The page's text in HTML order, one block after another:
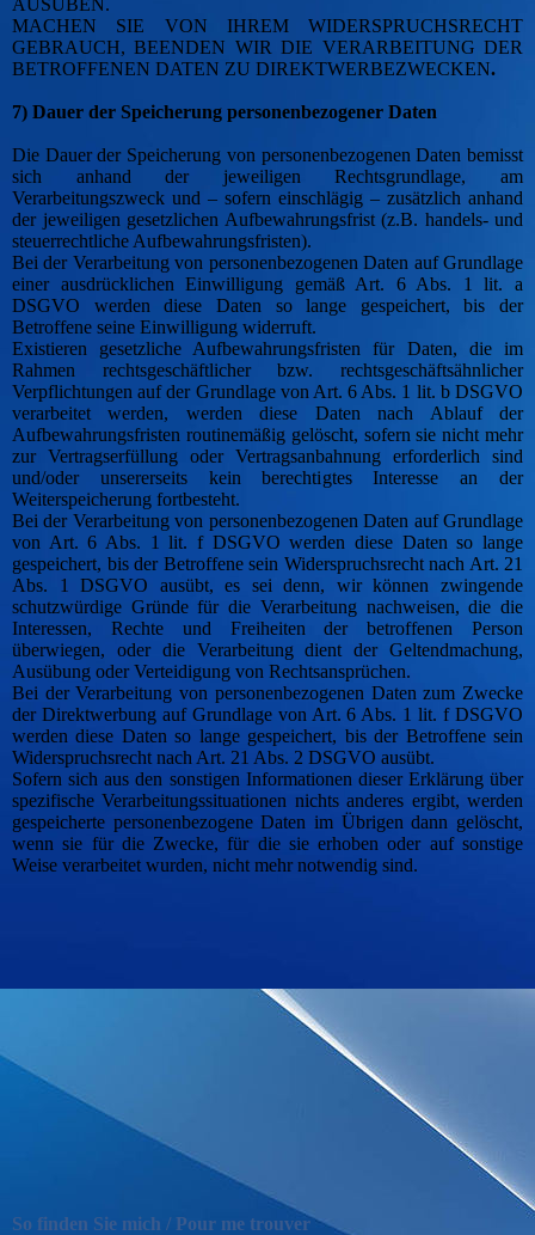
AUSÜBEN.
MACHEN SIE VON IHREM WIDERSPRUCHSRECHT
GEBRAUCH, BEENDEN WIR DIE VERARBEITUNG DER
BETROFFENEN DATEN ZU DIREKTWERBEZWECKEN.
7) Dauer der Speicherung personenbezogener Daten
Die Dauer der Speicherung von personenbezogenen Daten bemisst
sich anhand der jeweiligen Rechtsgrundlage, am
Verarbeitungszweck und – sofern einschlägig – zusätzlich anhand
der jeweiligen gesetzlichen Aufbewahrungsfrist (z.B. handels- und
steuerrechtliche Aufbewahrungsfristen).
Bei der Verarbeitung von personenbezogenen Daten auf Grundlage
einer ausdrücklichen Einwilligung gemäß Art. 6 Abs. 1 lit. a
DSGVO werden diese Daten so lange gespeichert, bis der
Betroffene seine Einwilligung widerruft.
Existieren gesetzliche Aufbewahrungsfristen für Daten, die im
Rahmen rechtsgeschäftlicher bzw. rechtsgeschäftsähnlicher
Verpflichtungen auf der Grundlage von Art. 6 Abs. 1 lit. b DSGVO
verarbeitet werden, werden diese Daten nach Ablauf der
Aufbewahrungsfristen routinemäßig gelöscht, sofern sie nicht mehr
zur Vertragserfüllung oder Vertragsanbahnung erforderlich sind
und/oder unsererseits kein berechtigtes Interesse an der
Weiterspeicherung fortbesteht.
Bei der Verarbeitung von personenbezogenen Daten auf Grundlage
von Art. 6 Abs. 1 lit. f DSGVO werden diese Daten so lange
gespeichert, bis der Betroffene sein Widerspruchsrecht nach Art. 21
Abs. 1 DSGVO ausübt, es sei denn, wir können zwingende
schutzwürdige Gründe für die Verarbeitung nachweisen, die die
Interessen, Rechte und Freiheiten der betroffenen Person
überwiegen, oder die Verarbeitung dient der Geltendmachung,
Ausübung oder Verteidigung von Rechtsansprüchen.
Bei der Verarbeitung von personenbezogenen Daten zum Zwecke
der Direktwerbung auf Grundlage von Art. 6 Abs. 1 lit. f DSGVO
werden diese Daten so lange gespeichert, bis der Betroffene sein
Widerspruchsrecht nach Art. 21 Abs. 2 DSGVO ausübt.
Sofern sich aus den sonstigen Informationen dieser Erklärung über
spezifische Verarbeitungssituationen nichts anderes ergibt, werden
gespeicherte personenbezogene Daten im Übrigen dann gelöscht,
wenn sie für die Zwecke, für die sie erhoben oder auf sonstige
Weise verarbeitet wurden, nicht mehr notwendig sind.
So finden Sie mich / Pour me trouver